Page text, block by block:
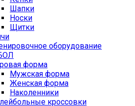
Шапки
Носки
Щитки
оборудование
форма
Мужская форма
Женская форма
Наколенники
кроссовки